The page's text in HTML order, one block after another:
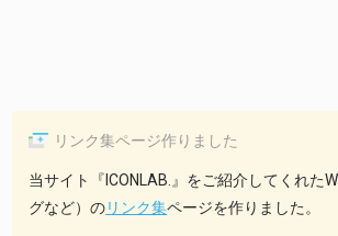
リンク集ページ作りました
当サイト『ICONLAB.』をご紹介してくれた
グなど）のリンク集ページを作りました。